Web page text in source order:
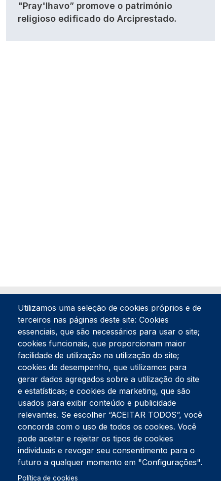
"Pray'lhavo” promove o património
religioso edificado do Arciprestado.
Tel:234 390 100Fax:234 390 100
Endereço Postal
Apartado 42
Rua Gil Eanes 31
3834-908 Gafanha da Nazaré
Estúdios
Rua Prior Guerra
Edifício do Centro Cultural da Gafanha da Nazaré
3830-556 Gafanha da Nazaré
Utilizamos uma seleção de cookies próprios e de
terceiros nas páginas deste site: Cookies
essenciais, que são necessários para usar o site;
cookies funcionais, que proporcionam maior
facilidade de utilização na utilização do site;
cookies de desempenho, que utilizamos para
gerar dados agregados sobre a utilização do site
e estatísticas; e cookies de marketing, que são
usados para exibir conteúdo e publicidade
relevantes. Se escolher “ACEITAR TODOS”, você
concorda com o uso de todos os cookies. Você
pode aceitar e rejeitar os tipos de cookies
individuais e revogar seu consentimento para o
futuro a qualquer momento em "Configurações".
Política de cookies